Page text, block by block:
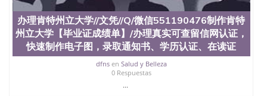
551190476快速代办国外毕业证QQ微信551190476快
速拿到国外文凭QQ微信551190476国外留学文凭认证
QQ微信551190476国外文凭回国认证QQ微信
551190476泰国文凭办理QQ微信551190476法国留学
回国证明QQ微信551190476 国外烫金照片QQ微信
551190476外国文凭在中国有用吗QQ微信551190476
德国留学回国证明QQ微信551190476爱尔兰留学回国
证明QQ微信551190476国外硕士文凭办理QQ微信
办理肯特州立大学//文凭//Q/微信551190476制作肯特
州立大学【毕业证成绩单】/办理真实可查留信网认证，
快速制作电子图，录取通知书、学历认证、在读证
dfnsen Salud y Belleza
0 Respuestas
...